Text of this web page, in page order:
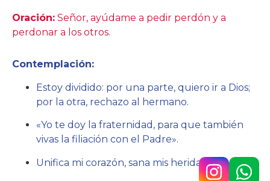
Oración: Señor, ayúdame a pedir perdón y a
perdonar a los otros.
Contemplación:
Estoy dividido: por una parte, quiero ir a Dios;
por la otra, rechazo al hermano.
«Yo te doy la fraternidad, para que también
vivas la filiación con el Padre».
Unifica mi corazón, sana mis heridas.